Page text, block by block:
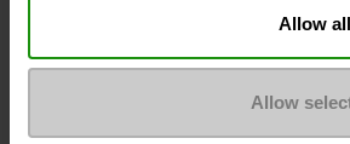
Allow all
Allow